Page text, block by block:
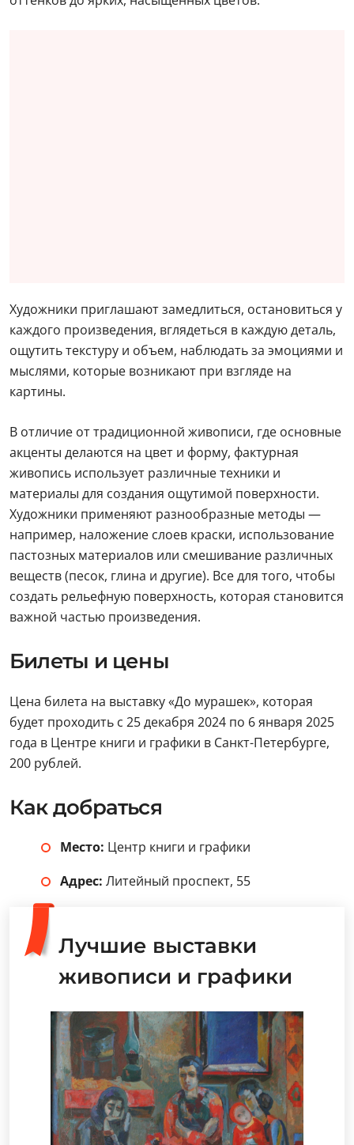
Художники приглашают замедлиться, остановиться у
каждого произведения, вглядеться в каждую деталь,
ощутить текстуру и объем, наблюдать за эмоциями и
мыслями, которые возникают при взгляде на
картины.
В отличие от традиционной живописи, где основные
акценты делаются на цвет и форму, фактурная
живопись использует различные техники и
материалы для создания ощутимой поверхности.
Художники применяют разнообразные методы —
например, наложение слоев краски, использование
пастозных материалов или смешивание различных
веществ (песок, глина и другие). Все для того, чтобы
создать рельефную поверхность, которая становится
важной частью произведения.
Билеты и цены
Цена билета на выставку «До мурашек», которая
будет проходить с 25 декабря 2024 по 6 января 2025
года в Центре книги и графики в Санкт-Петербурге,
200 рублей.
Как добраться
Место: Центр книги и графики
Адрес: Литейный проспект, 55
Лучшие выставки
живописи и графики